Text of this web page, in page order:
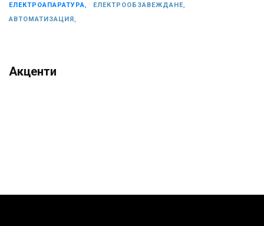
ЕЛЕКТРОАПАРАТУРА,
ЕЛЕКТРООБЗАВЕЖДАНЕ,
АВТОМАТИЗАЦИЯ,
Акценти